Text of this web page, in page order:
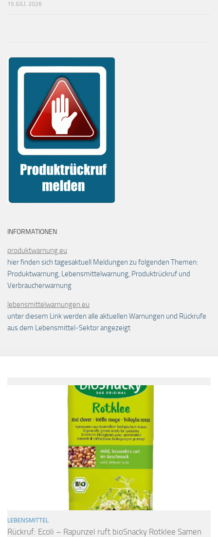
15 JULI, 2026
INFORMATIONEN
produktwarnung.eu
hier finden sich tagesaktuell Meldungen zu folgenden Themen:
Produktwarnung, Lebensmittelwarnung, Produktrückruf und
Verbraucherwarnung
lebensmittelwarnungen.eu
unter diesem Link werden alle aktuellen Warnungen und Rückrufe
aus dem Lebensmittel-Sektor angezeigt
LEBENSMITTEL
Rückruf: Ecoli – Rapunzel ruft bioSnacky Rotklee Samen